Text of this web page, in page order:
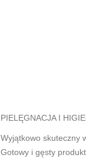
PIELĘGNACJA I
Wyjątkowo skuteczny
Gotowy i gęsty